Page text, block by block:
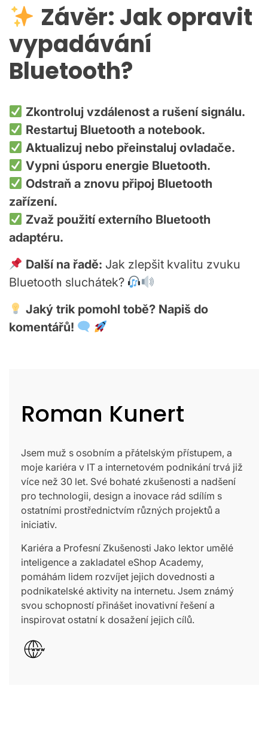
Závěr: Jak opravit
vypadávání
Bluetooth?
Zkontroluj vzdálenost a rušení signálu.
Restartuj Bluetooth a notebook.
Aktualizuj nebo přeinstaluj ovladače.
Vypni úsporu energie Bluetooth.
Odstraň a znovu připoj Bluetooth
zařízení.
Zvaž použití externího Bluetooth
adaptéru.
Další na řadě: Jak zlepšit kvalitu zvuku
Bluetooth sluchátek?
Jaký trik pomohl tobě? Napiš do
komentářů!
Roman Kunert
Jsem muž s osobním a přátelským přístupem, a
moje kariéra v IT a internetovém podnikání trvá již
více než 30 let. Své bohaté zkušenosti a nadšení
pro technologii, design a inovace rád sdílím s
ostatními prostřednictvím různých projektů a
iniciativ.
Kariéra a Profesní Zkušenosti Jako lektor umělé
inteligence a zakladatel eShop Academy,
pomáhám lidem rozvíjet jejich dovednosti a
podnikatelské aktivity na internetu. Jsem známý
svou schopností přinášet inovativní řešení a
inspirovat ostatní k dosažení jejich cílů.